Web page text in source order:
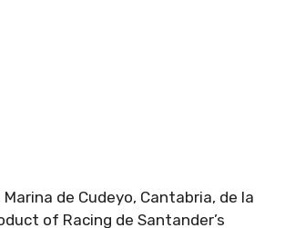
Marina de Cudeyo, Cantabria, de la
of Racing de Santander’s